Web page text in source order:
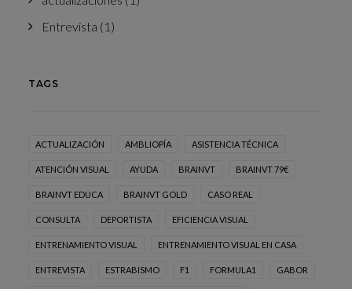
Entrevista (1)
TAGS
ACTUALIZACIÓN AMBLIOPÍA ASISTENCIA TÉCNICA
ATENCIÓN VISUAL AYUDA BRAINVT BRAINVT 79€
BRAINVT EDUCA BRAINVT GOLD CASO REAL
CONSULTA DEPORTISTA EFICIENCIA VISUAL
ENTRENAMIENTO VISUAL ENTRENAMIENTO VISUAL EN CASA
ENTREVISTA ESTRABISMO F1 FORMULA1 GABOR